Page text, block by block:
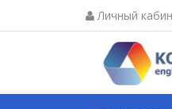
Личный